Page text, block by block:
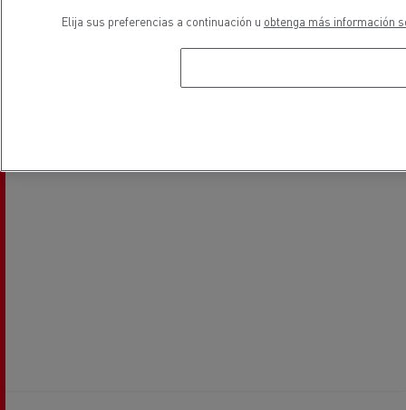
Elija sus preferencias a continuación u obtenga más información